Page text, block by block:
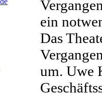
ein
Das
um. Uwe